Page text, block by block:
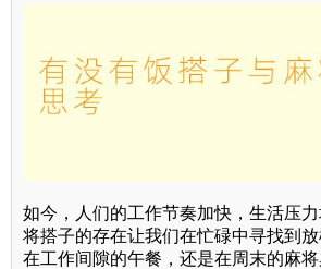
如今，人们的工作节奏加快，生活压
将搭子的存在让我们在忙碌中寻找到
在工作间隙的午餐，还是在周末的麻